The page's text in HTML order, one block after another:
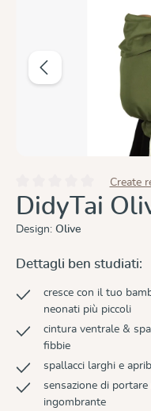
Valutazione media di 0 su 5
Create
DidyTai
Design: Olive
Dettagli ben studiati:
cresce con il tuo
neonati più piccoli
cintura ventrale &
fibbie
spallacci larghi e
sensazione di
ingombrante